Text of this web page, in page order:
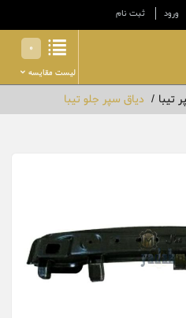
ورود ثبت نام
0
لیست مقایسه
تیبا دیاق سپر جلو تیبا